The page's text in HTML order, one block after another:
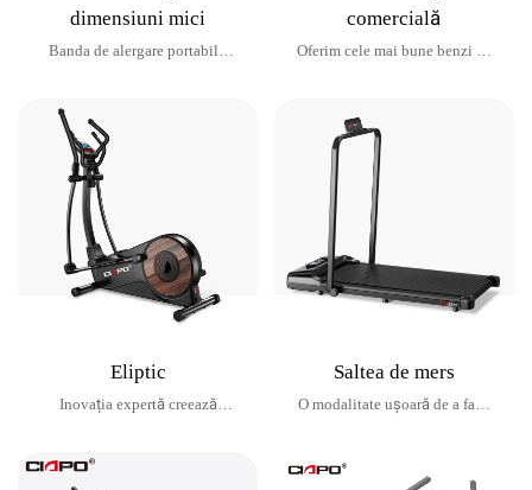
dimensiuni mici
Banda de alergare portabilă
comercială
Oferim cele mai bune benzi de
Eliptic
Inovația expertă creează
Saltea de mers
O modalitate ușoară de a face